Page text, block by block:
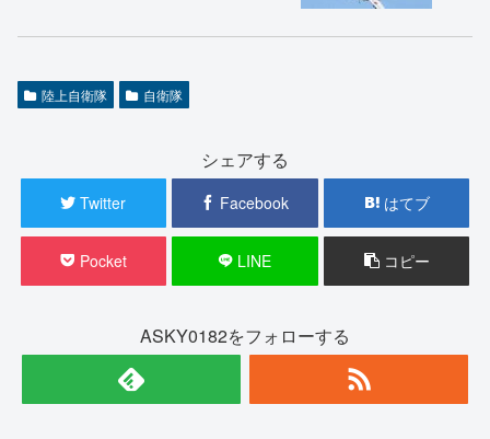
陸上自衛隊 自衛隊
シェアする
Twitter Facebook はてブ
Pocket LINE コピー
ASKY0182をフォローする